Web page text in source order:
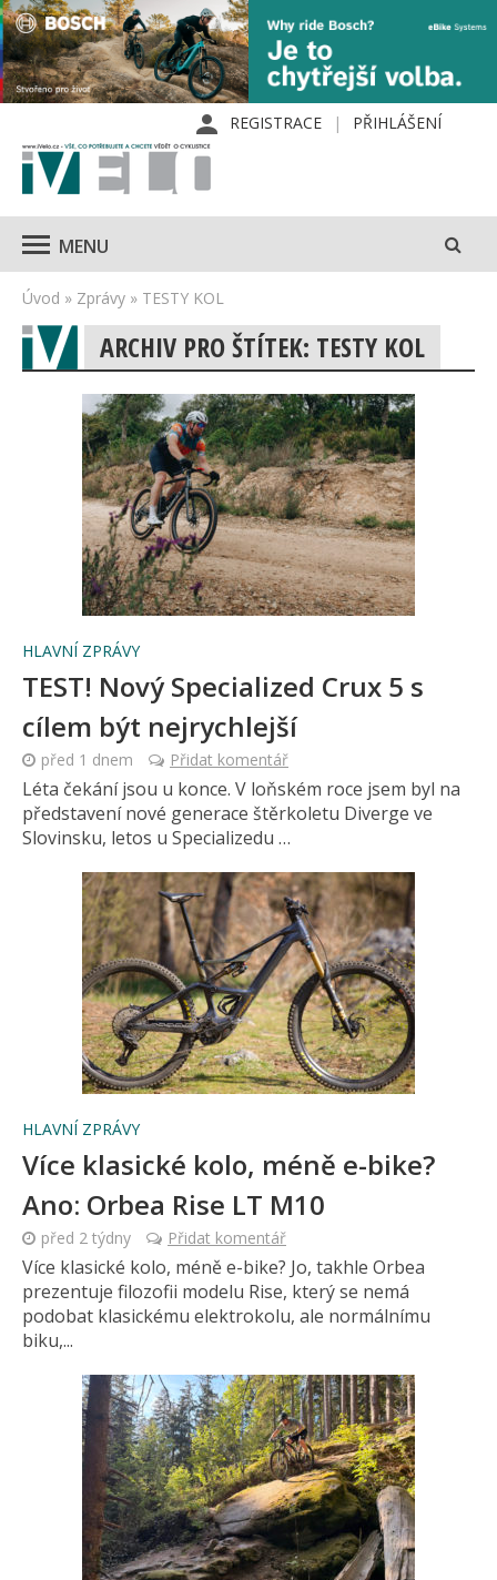
REGISTRACE PŘIHLÁŠENÍ
MENU
Úvod » Zprávy » TESTY KOL
ARCHIV PRO ŠTÍTEK: TESTY KOL
HLAVNÍ ZPRÁVY
TEST! Nový Specialized Crux 5 s
cílem být nejrychlejší
před 1 dnem Přidat komentář
Léta čekání jsou u konce. V loňském roce jsem byl na
představení nové generace štěrkoletu Diverge ve
Slovinsku, letos u Specializedu …
HLAVNÍ ZPRÁVY
Více klasické kolo, méně e-bike?
Ano: Orbea Rise LT M10
před 2 týdny Přidat komentář
Více klasické kolo, méně e-bike? Jo, takhle Orbea
prezentuje filozofii modelu Rise, který se nemá
podobat klasickému elektrokolu, ale normálnímu
biku,...